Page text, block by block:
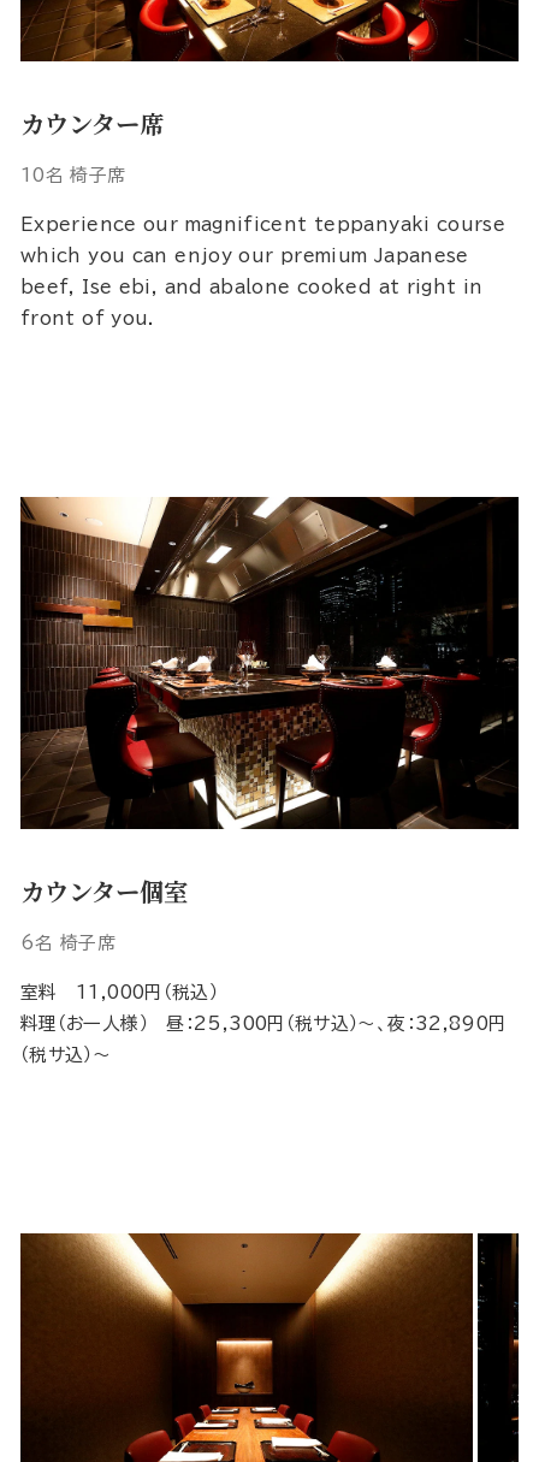
カウンター席
10名 椅子席
Experience our magnificent teppanyaki course
which you can enjoy our premium Japanese
beef, Ise ebi, and abalone cooked at right in
front of you.
カウンター個室
6名 椅子席
室料 11,000円（税込）
料理（お一人様） 昼：25,300円（税サ込）～、夜：32,890円
（税サ込）～